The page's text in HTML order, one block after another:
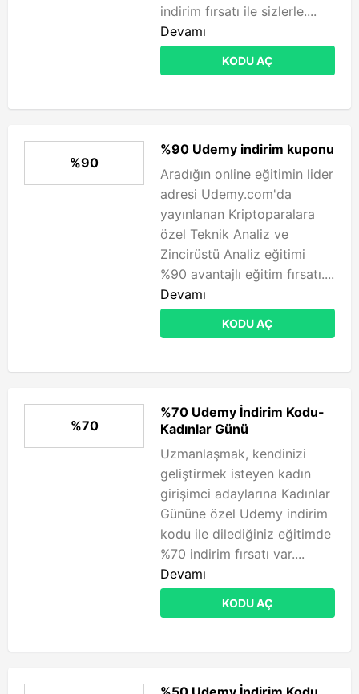
indirim fırsatı ile sizlerle....
Devamı
KODU AÇ
%90
%90 Udemy indirim kuponu
Aradığın online eğitimin lider
adresi Udemy.com'da
yayınlanan Kriptoparalara
özel Teknik Analiz ve
Zincirüstü Analiz eğitimi
%90 avantajlı eğitim fırsatı....
Devamı
KODU AÇ
%70
%70 Udemy İndirim Kodu-
Kadınlar Günü
Uzmanlaşmak, kendinizi
geliştirmek isteyen kadın
girişimci adaylarına Kadınlar
Gününe özel Udemy indirim
kodu ile dilediğiniz eğitimde
%70 indirim fırsatı var....
Devamı
KODU AÇ